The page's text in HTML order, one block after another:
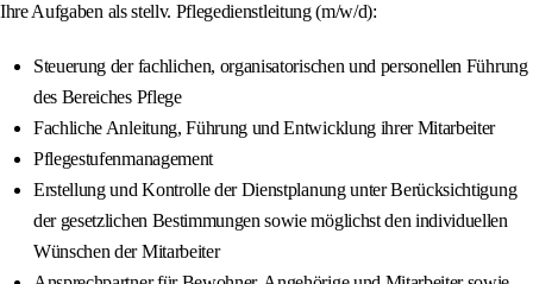
Ihre Aufgaben als stellv. Pflegedienstleitung (m/w/d):
Steuerung der fachlichen, organisatorischen und personellen Führung
des Bereiches Pflege
Fachliche Anleitung, Führung und Entwicklung ihrer Mitarbeiter
Pflegestufenmanagement
Erstellung und Kontrolle der Dienstplanung unter Berücksichtigung
der gesetzlichen Bestimmungen sowie möglichst den individuellen
Wünschen der Mitarbeiter